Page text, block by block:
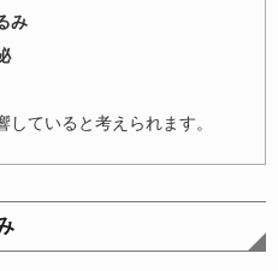
み
していると考えられます。